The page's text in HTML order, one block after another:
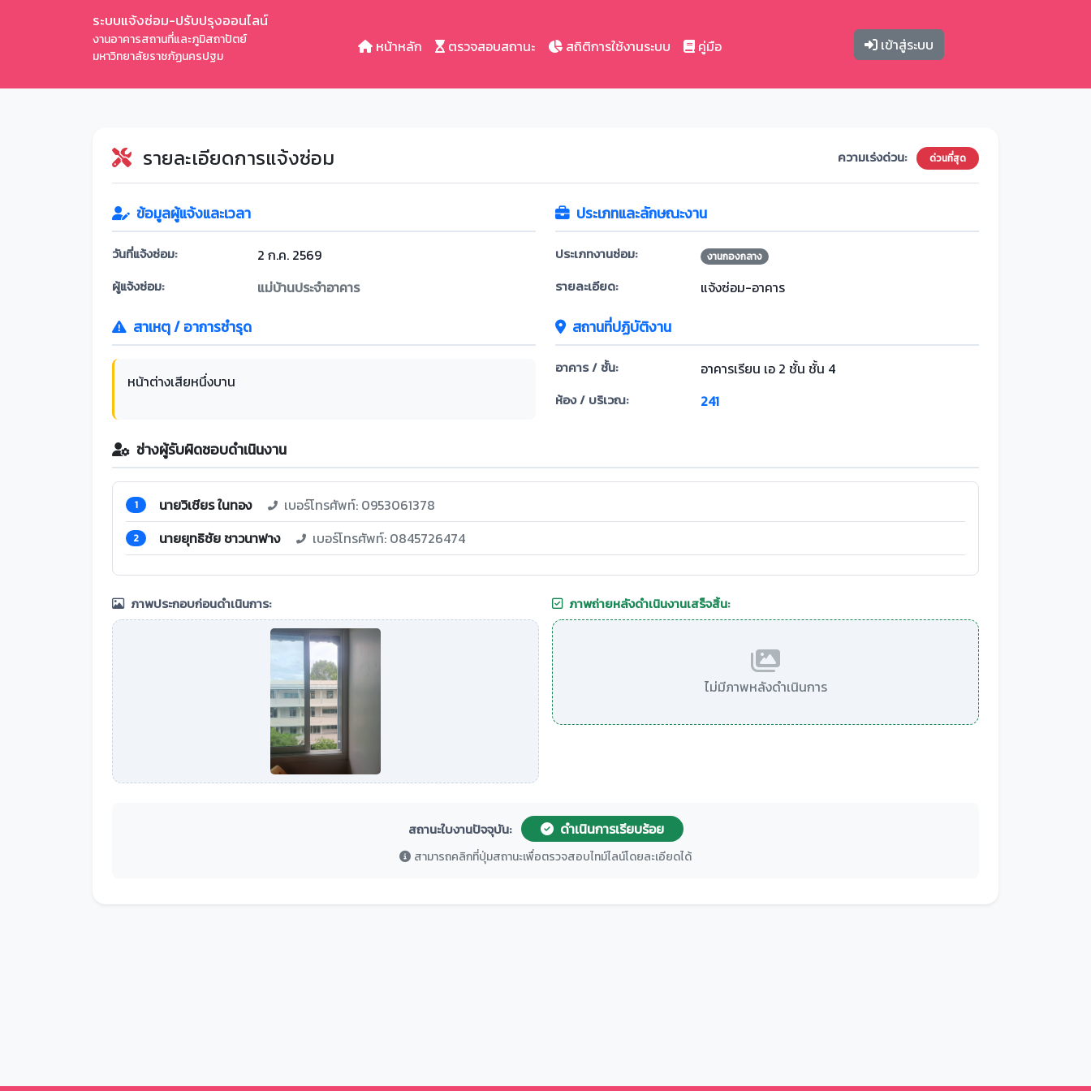
ระบบแจ้งซ่อม-ปรับปรุงออนไลน์
งานอาคารสถานที่และภูมิสถาปัตย์
มหาวิทยาลัยราชภัฏนครปฐม
หน้าหลัก ตรวจสอบสถานะ สถิติการใช้งานระบบ คู่มือ เข้าสู่ระบบ
รายละเอียดการแจ้งซ่อม ความเร่งด่วน: ด่วนที่สุด
ข้อมูลผู้แจ้งและเวลา
วันที่แจ้งซ่อม: 2 ก.ค. 2569
ผู้แจ้งซ่อม: แม่บ้านประจำอาคาร
ประเภทและลักษณะงาน
ประเภทงานซ่อม: งานกองกลาง
รายละเอียด: แจ้งซ่อม-อาคาร
สาเหตุ / อาการชำรุด
หน้าต่างเสียหนึ่งบาน
สถานที่ปฏิบัติงาน
อาคาร / ชั้น: อาคารเรียน เอ 2 ชั้น ชั้น 4
ห้อง / บริเวณ: 241
ช่างผู้รับผิดชอบดำเนินงาน
1 นายวิเชียร ในทอง เบอร์โทรศัพท์: 0953061378
2 นายยุทธิชัย ชาวนาฟาง เบอร์โทรศัพท์: 0845726474
ภาพประกอบก่อนดำเนินการ: ภาพถ่ายหลังดำเนินงานเสร็จสิ้น:
ไม่มีภาพหลังดำเนินการ
สถานะใบงานปัจจุบัน: ดำเนินการเรียบร้อย
สามารถคลิกที่ปุ่มสถานะเพื่อตรวจสอบไทม์ไลน์โดยละเอียดได้